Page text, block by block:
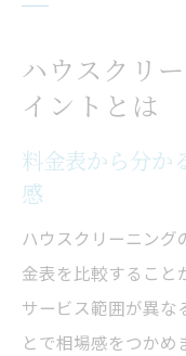
ハウスクリ
イントとは
料金表から分か
感
ハウスクリーニング
金表を比較すること
サービス範囲が異な
とで相場感をつかめ